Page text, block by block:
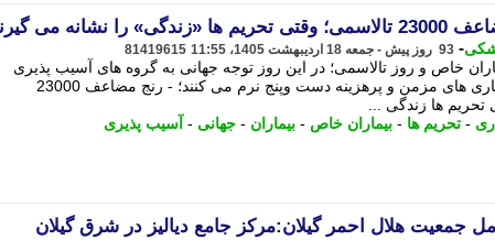
را نشانه می گیرند
- 93 روز پیش - جمعه 18 اردیبهشت 1405، 11:55 81419615
خاص و روز تالاسمی؛ در این روز توجه جهانی به گروه های آسیب پذیری
است که با بیماری های مزمن و پرهزینه دست وپنج نرم می کنند؛ - رنج مضاعف 23000
تحریم ها زندگی ...
- تحریم ها - بیماران خاص - بیماران - جهانی - آسیب پذیری
جمعیت هلال احمر گیلان:مرکز جامع دیالیز در شرق گیلان